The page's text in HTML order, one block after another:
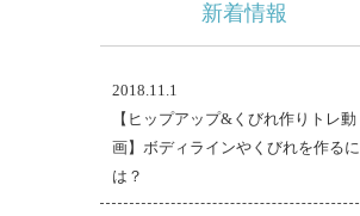
新着情報
2018.11.1
【ヒップアップ&くびれ作りトレ動
画】ボディラインやくびれを作るに
は？